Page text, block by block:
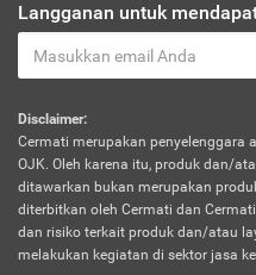
Langganan untuk
Disclaimer:
Cermati merupakan penyelenggara
OJK. Oleh karena itu, produk dan/
ditawarkan bukan merupakan
diterbitkan oleh Cermati dan
dan risiko terkait produk dan/atau
melakukan kegiatan di sektor jasa